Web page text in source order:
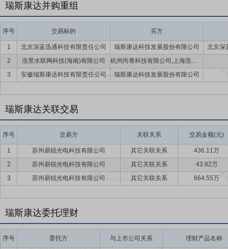
瑞斯康达并购重组
序号 交易标的 买方
1 北京深蓝迅通科技有限责任公司 瑞斯康达科技发展股份有限公司
北京深
2
浩景水联网科技(海南)有限公司
杭州尚青科技有限公司,上海浩景水信息技术中心(有限合伙),瑞斯康达科技发展股份有限公司
3
安徽瑞斯康达科技有限责任公司 瑞斯康达科技发展股份有限公司
瑞斯康达关联交易
序号 交易方 关联关系 交易金额(元)
1 苏州易锐光电科技有限公司 其它关联关系
436.11万
2
苏州易锐光电科技有限公司 其它关联关系
43.82万
3
苏州易锐光电科技有限公司 其它关联关系 664.55万
瑞斯康达委托理财
序号 委托方 与上市公司关系 理财产品名称